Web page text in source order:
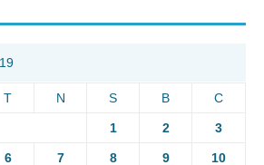
T N S B C
1 2 3
6 7 8 9 10